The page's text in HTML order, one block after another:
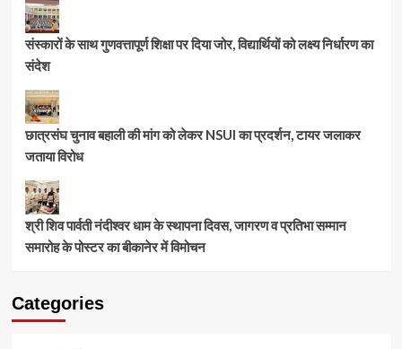
संस्कारों के साथ गुणवत्तापूर्ण शिक्षा पर दिया जोर, विद्यार्थियों को लक्ष्य निर्धारण का
संदेश
छात्रसंघ चुनाव बहाली की मांग को लेकर NSUI का प्रदर्शन, टायर जलाकर
जताया विरोध
श्री शिव पार्वती नंदीश्वर धाम के स्थापना दिवस, जागरण व प्रतिभा सम्मान
समारोह के पोस्टर का बीकानेर में विमोचन
Categories